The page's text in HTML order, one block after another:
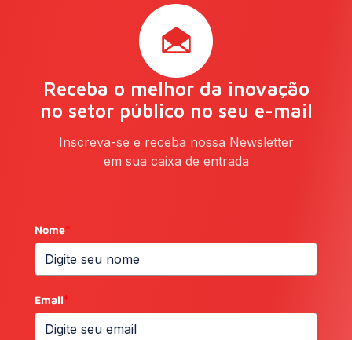
Receba o melhor da inovação
no setor público no seu e-mail
Inscreva-se e receba nossa Newsletter
em sua caixa de entrada
Nome*
Email*